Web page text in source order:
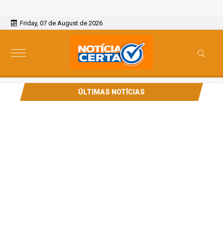
Friday, 07 de August de 2026
ÚLTIMAS NOTÍCIAS